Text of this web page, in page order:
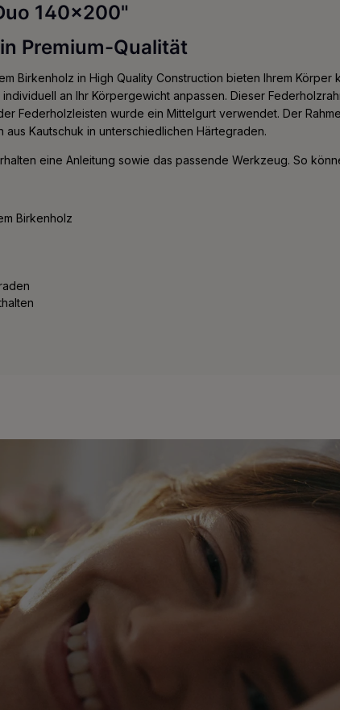
140x200"
Premium-Qualität
Birkenholz in High Quality Construction bieten Ihrem
an Ihr Körpergewicht anpassen. Dieser
Federholzleisten wurde ein Mittelgurt verwendet. Der
Kautschuk in unterschiedlichen Härtegraden.
eine Anleitung sowie das passende Werkzeug. So
Birkenholz